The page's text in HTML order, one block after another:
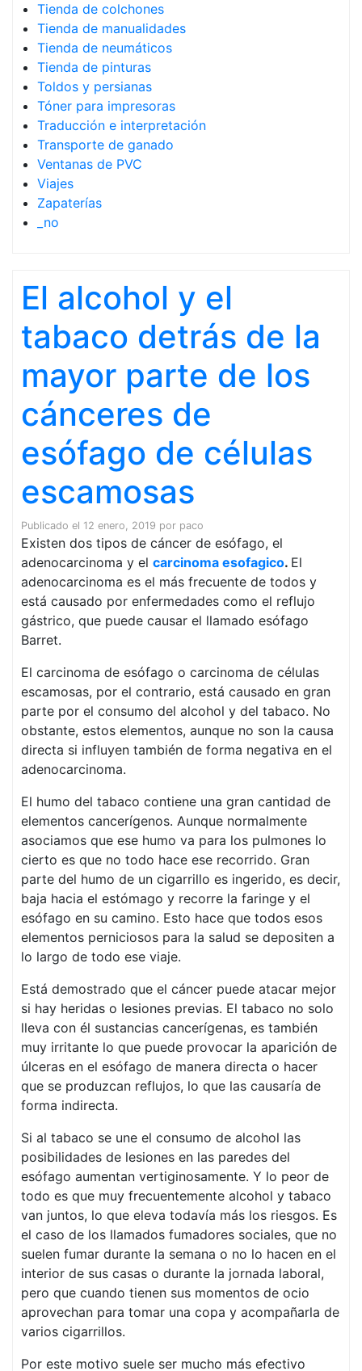
Tienda de colchones
Tienda de manualidades
Tienda de neumáticos
Tienda de pinturas
Toldos y persianas
Tóner para impresoras
Traducción e interpretación
Transporte de ganado
Ventanas de PVC
Viajes
Zapaterías
_no
El alcohol y el
tabaco detrás de la
mayor parte de los
cánceres de
esófago de células
escamosas
Publicado el 12 enero, 2019 por paco
Existen dos tipos de cáncer de esófago, el
adenocarcinoma y el carcinoma esofagico. El
adenocarcinoma es el más frecuente de todos y
está causado por enfermedades como el reflujo
gástrico, que puede causar el llamado esófago
Barret.
El carcinoma de esófago o carcinoma de células
escamosas, por el contrario, está causado en gran
parte por el consumo del alcohol y del tabaco. No
obstante, estos elementos, aunque no son la causa
directa si influyen también de forma negativa en el
adenocarcinoma.
El humo del tabaco contiene una gran cantidad de
elementos cancerígenos. Aunque normalmente
asociamos que ese humo va para los pulmones lo
cierto es que no todo hace ese recorrido. Gran
parte del humo de un cigarrillo es ingerido, es decir,
baja hacia el estómago y recorre la faringe y el
esófago en su camino. Esto hace que todos esos
elementos perniciosos para la salud se depositen a
lo largo de todo ese viaje.
Está demostrado que el cáncer puede atacar mejor
si hay heridas o lesiones previas. El tabaco no solo
lleva con él sustancias cancerígenas, es también
muy irritante lo que puede provocar la aparición de
úlceras en el esófago de manera directa o hacer
que se produzcan reflujos, lo que las causaría de
forma indirecta.
Si al tabaco se une el consumo de alcohol las
posibilidades de lesiones en las paredes del
esófago aumentan vertiginosamente. Y lo peor de
todo es que muy frecuentemente alcohol y tabaco
van juntos, lo que eleva todavía más los riesgos. Es
el caso de los llamados fumadores sociales, que no
suelen fumar durante la semana o no lo hacen en el
interior de sus casas o durante la jornada laboral,
pero que cuando tienen sus momentos de ocio
aprovechan para tomar una copa y acompañarla de
varios cigarrillos.
Por este motivo suele ser mucho más efectivo